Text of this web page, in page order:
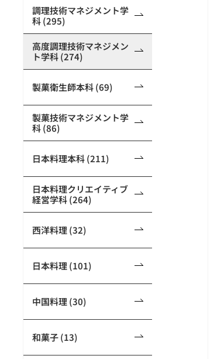
調理技術マネジメント学
科 (295)
高度調理技術マネジメン
ト学科 (274)
製菓衛生師本科 (69)
製菓技術マネジメント学
科 (86)
日本料理本科 (211)
日本料理クリエイティブ
経営学科 (264)
西洋料理 (32)
日本料理 (101)
中国料理 (30)
和菓子 (13)